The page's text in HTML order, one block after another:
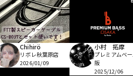
Chihirö
リボレ秋葉原店
2026/01/09
小村 拓摩
プレミアムベ
阪
2025/12/06